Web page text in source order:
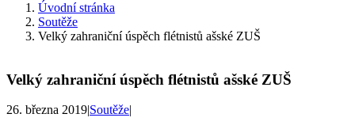
Úvodní stránka
Soutěže
Velký zahraniční úspěch flétnistů ašské ZUŠ
Velký zahraniční úspěch flétnistů ašské ZUŠ
26. března 2019|Soutěže|